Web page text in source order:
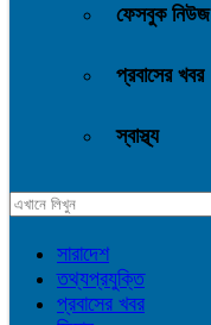
ফেসবুক নিউজ
প্রবাসের খবর
স্বাস্থ্য
সারাদেশ
তথ্যপ্রযুক্তি
প্রবাসের খবর